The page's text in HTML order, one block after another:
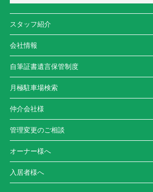
スタッフ紹介
会社情報
自筆証書遺言保管制度
月極駐車場検索
仲介会社様
管理変更のご相談
オーナー様へ
入居者様へ